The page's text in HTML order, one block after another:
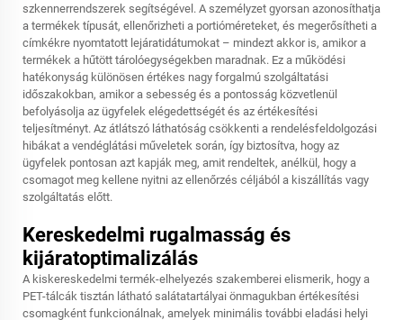
szkennerrendszerek segítségével. A személyzet gyorsan azonosíthatja
a termékek típusát, ellenőrizheti a portióméreteket, és megerősítheti a
címkékre nyomtatott lejáratidátumokat – mindezt akkor is, amikor a
termékek a hűtött tárolóegységekben maradnak. Ez a működési
hatékonyság különösen értékes nagy forgalmú szolgáltatási
időszakokban, amikor a sebesség és a pontosság közvetlenül
befolyásolja az ügyfelek elégedettségét és az értékesítési
teljesítményt. Az átlátszó láthatóság csökkenti a rendelésfeldolgozási
hibákat a vendéglátási műveletek során, így biztosítva, hogy az
ügyfelek pontosan azt kapják meg, amit rendeltek, anélkül, hogy a
csomagot meg kellene nyitni az ellenőrzés céljából a kiszállítás vagy
szolgáltatás előtt.
Kereskedelmi rugalmasság és
kijáratoptimalizálás
A kiskereskedelmi termék-elhelyezés szakemberei elismerik, hogy a
PET-tálcák tisztán látható salátatartályai önmagukban értékesítési
csomagként funkcionálnak, amelyek minimális további eladási helyi